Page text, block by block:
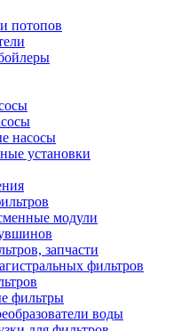
потопов
насосы
установки
модули
запчасти
фильтров
фильтры
воды